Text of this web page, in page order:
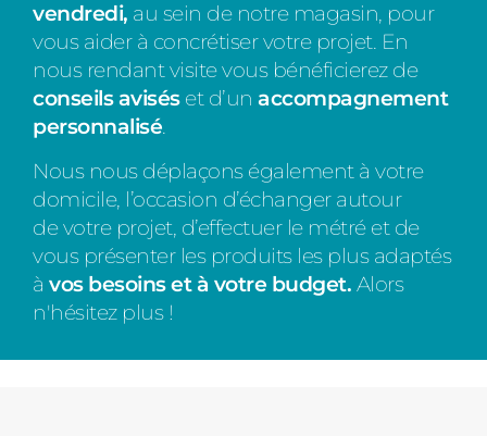
vendredi, au sein de notre magasin, pour
vous aider à concrétiser votre projet. En
nous rendant visite vous bénéficierez de
conseils avisés et d’un accompagnement
personnalisé.
Nousnous déplaçons également à votre
domicile, l’occasion d’échanger autour
de votre projet, d’effectuer le métré et de
vous présenter les produits les plus adaptés
à vos besoins et à votre budget. Alors
n'hésitez plus !